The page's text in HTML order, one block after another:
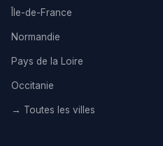
Île-de-France
Normandie
Pays de la Loire
Occitanie
→ Toutes les villes